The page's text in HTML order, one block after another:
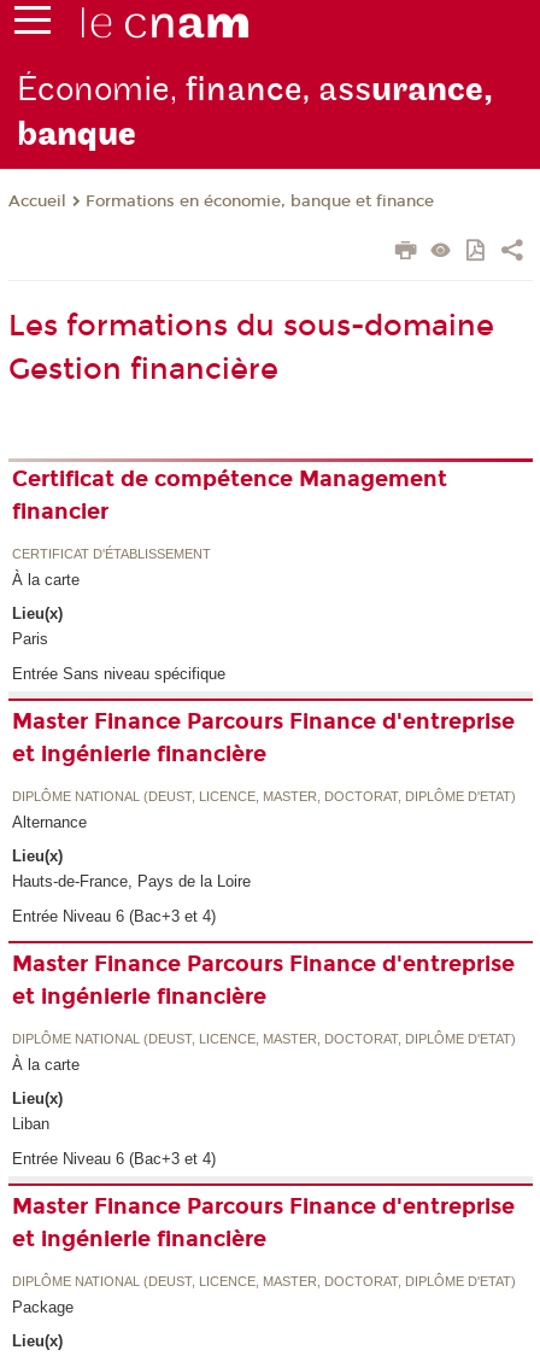
Économie,finance, assurance,
banque
Accueil Formations en économie, banque et finance
Les formations du sous-domaine
Gestion financière
Certificat de compétence Management
financier
CERTIFICAT D'ÉTABLISSEMENT
À la carte
Lieu(x)
Paris
Entrée Sans niveau spécifique
Master Finance Parcours Finance d'entreprise
et ingénierie financière
DIPLÔME NATIONAL (DEUST, LICENCE, MASTER, DOCTORAT, DIPLÔME D'ETAT)
Alternance
Lieu(x)
Hauts-de-France, Pays de la Loire
Entrée Niveau 6 (Bac+3 et 4)
Master Finance Parcours Finance d'entreprise
et ingénierie financière
DIPLÔME NATIONAL (DEUST, LICENCE, MASTER, DOCTORAT, DIPLÔME D'ETAT)
À la carte
Lieu(x)
Liban
Entrée Niveau 6 (Bac+3 et 4)
Master Finance Parcours Finance d'entreprise
et ingénierie financière
DIPLÔME NATIONAL (DEUST, LICENCE, MASTER, DOCTORAT, DIPLÔME D'ETAT)
Package
Lieu(x)